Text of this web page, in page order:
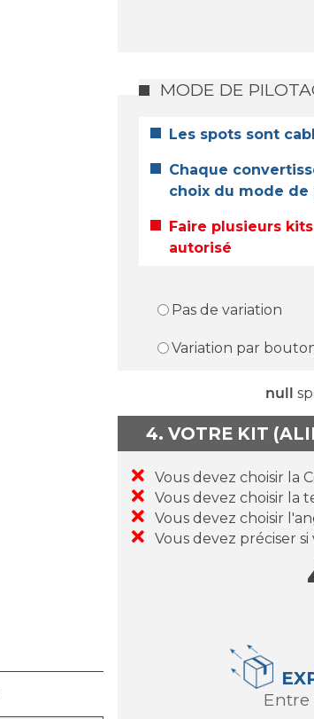
MODE DE
Les spots sont
Chaque
choix du mode
Faire plusieurs
autorisé
Pas de variation
Variation par
null
4. VOTRE KIT
Vous devez choisir la
Vous devez choisir la
Vous devez choisir
Vous devez préciser